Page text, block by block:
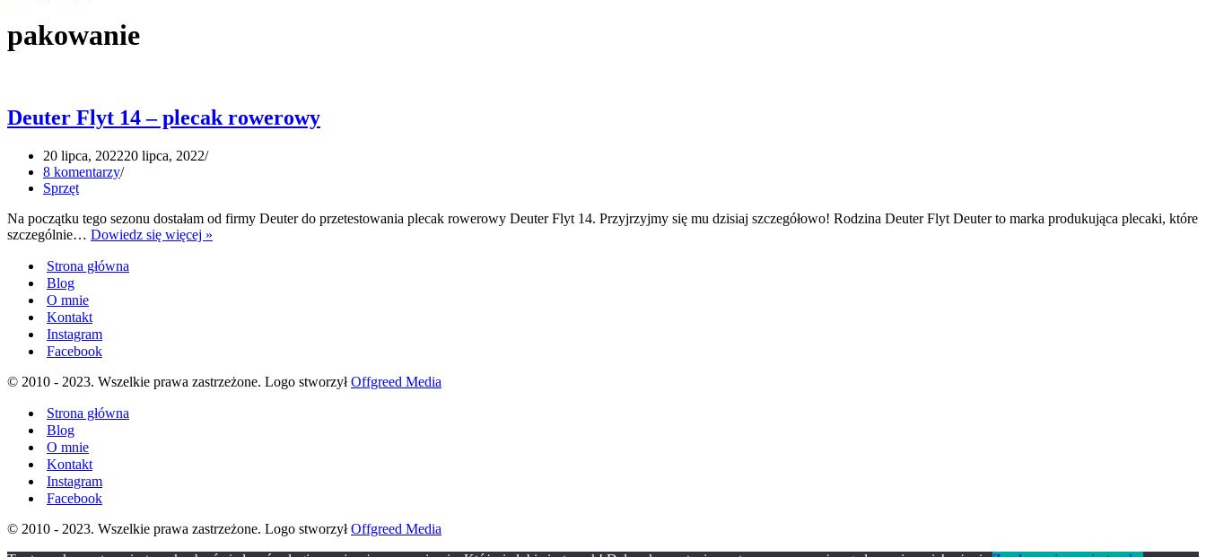
pakowanie
Deuter Flyt 14 – plecak rowerowy
20 lipca, 202220 lipca, 2022
8 komentarzy
Sprzęt
Na początku tego sezonu dostałam od firmy Deuter do przetestowania plecak rowerowy Deuter Flyt 14. Przyjrzyjmy się mu dzisiaj szczegółowo! Rodzina Deuter Flyt Deuter to marka produkująca plecaki, które
szczególnie… Dowiedz się więcej »
Strona główna
Blog
O mnie
Kontakt
Instagram
Facebook
© 2010 - 2023. Wszelkie prawa zastrzeżone. Logo stworzyłOffgreed Media
Strona główna
Blog
O mnie
Kontakt
Instagram
Facebook
© 2010 - 2023. Wszelkie prawa zastrzeżone. Logo stworzyłOffgreed Media